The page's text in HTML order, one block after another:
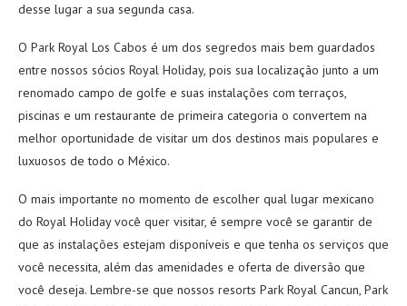
desse lugar a sua segunda casa.
O Park Royal Los Cabos é um dos segredos mais bem guardados
entre nossos sócios Royal Holiday, pois sua localização junto a um
renomado campo de golfe e suas instalações com terraços,
piscinas e um restaurante de primeira categoria o convertem na
melhor oportunidade de visitar um dos destinos mais populares e
luxuosos de todo o México.
O mais importante no momento de escolher qual lugar mexicano
do Royal Holiday você quer visitar, é sempre você se garantir de
que as instalações estejam disponíveis e que tenha os serviços que
você necessita, além das amenidades e oferta de diversão que
você deseja. Lembre-se que nossos resorts Park Royal Cancun, Park